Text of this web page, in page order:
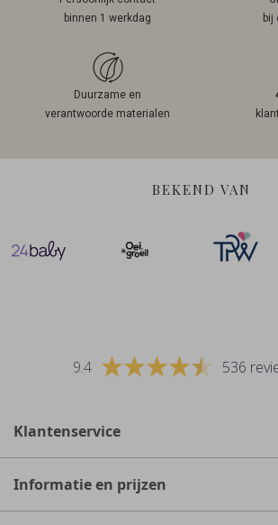
binnen 1 werkdag
bij
Duurzame en
verantwoorde materialen
BEKEND VAN
9.4 536
Klantenservice
Informatie en prijzen